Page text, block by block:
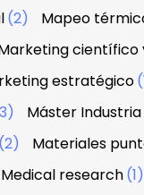
(2) Mapeo
estratégico
Máster
(2) Materiales
Medical research(1)